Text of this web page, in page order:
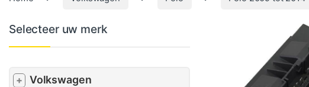
Selecteer uw merk
+ Volkswagen